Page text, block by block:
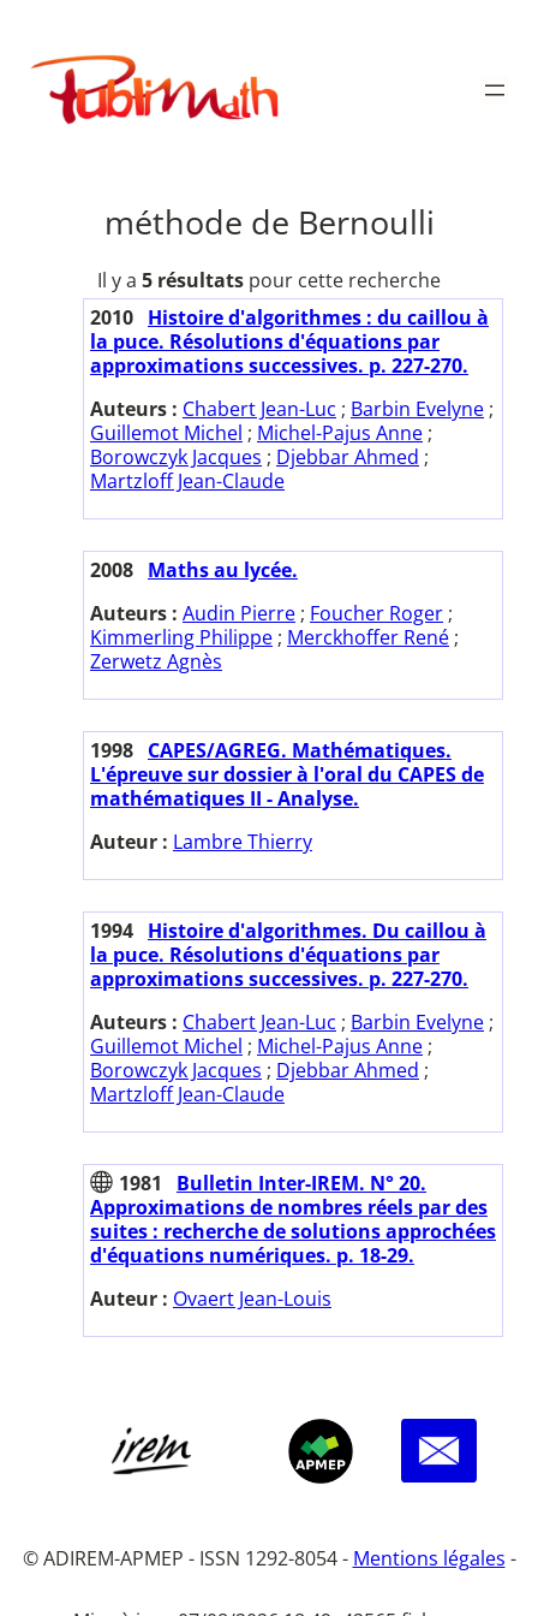
contenu
Publimath
méthode de Bernoulli
Il y a 5 résultats pour cette recherche
2010 Histoire d'algorithmes : du caillou à
la puce. Résolutions d'équations par
approximations successives. p. 227-270.
Auteurs : Chabert Jean-Luc ; Barbin Evelyne ;
Guillemot Michel ; Michel-Pajus Anne ;
Borowczyk Jacques ; Djebbar Ahmed ;
Martzloff Jean-Claude
2008 Maths au lycée.
Auteurs : Audin Pierre ; Foucher Roger ;
Kimmerling Philippe ; Merckhoffer René ;
Zerwetz Agnès
1998 CAPES/AGREG. Mathématiques.
L'épreuve sur dossier à l'oral du CAPES de
mathématiques II - Analyse.
Auteur : Lambre Thierry
1994 Histoire d'algorithmes. Du caillou à
la puce. Résolutions d'équations par
approximations successives. p. 227-270.
Auteurs : Chabert Jean-Luc ; Barbin Evelyne ;
Guillemot Michel ; Michel-Pajus Anne ;
Borowczyk Jacques ; Djebbar Ahmed ;
Martzloff Jean-Claude
1981
Bulletin Inter-IREM. N° 20.
Approximations de nombres réels par des
suites : recherche de solutions approchées
d'équations numériques. p. 18-29.
Auteur : Ovaert Jean-Louis
© ADIREM-APMEP - ISSN 1292-8054 - Mentions légales -